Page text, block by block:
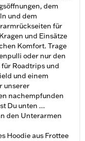
dem
und dem
für
und Einsätze
Komfort. Trage
oder nur den
Roadtrips und
und einem
unserer
nachempfunden
Du unten ...
den Unterarmen
Hoodie aus Frottee